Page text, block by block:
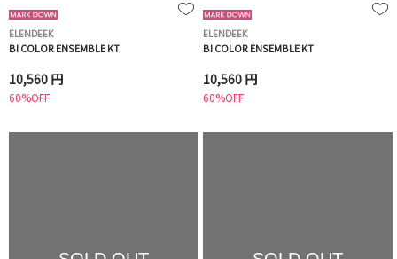
ELENDEEK
BI COLOR ENSEMBLE KT
10,560 円
60%OFF
ELENDEEK
BI COLOR ENSEMBLE KT
10,560 円
60%OFF